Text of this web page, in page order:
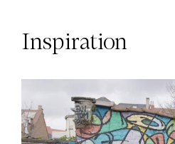
Inspiration